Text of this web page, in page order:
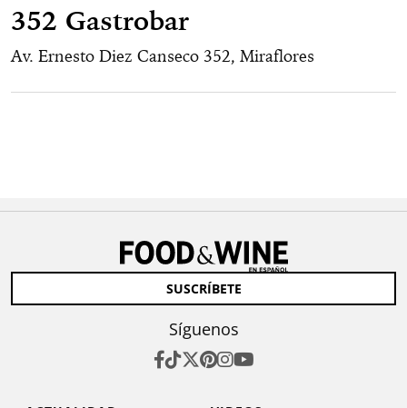
352 Gastrobar
Av. Ernesto Diez Canseco 352, Miraflores
SUSCRÍBETE
Síguenos